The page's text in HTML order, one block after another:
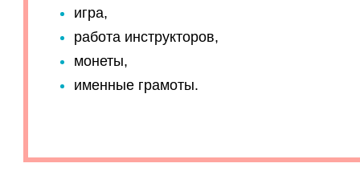
игра,
работа инструкторов,
монеты,
именные грамоты.